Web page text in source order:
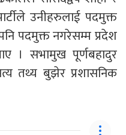
उनीहरुलाई पदमुक्त
पदमुक्त नगरेसम्म प्रदेश
। सभामुख पूर्णबहादुर
तथ्य बुझेर प्रशासनिक